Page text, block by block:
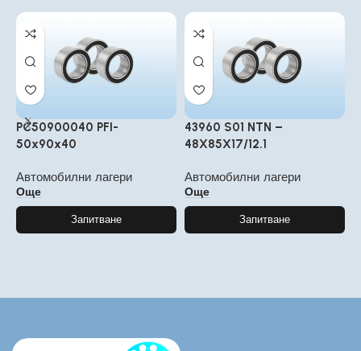
PC50900040 PFI-
50x90x40
Автомобилни лагери
Още
Запитване
43960 S01 NTN –
48X85X17/12.1
Автомобилни лагери
Още
Запитване